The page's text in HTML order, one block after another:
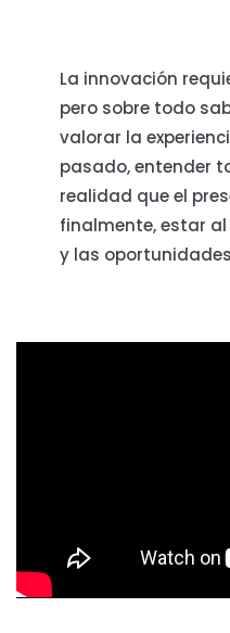
La innovación
pero sobre todo
valorar la
pasado, entender
realidad que el
finalmente, estar
y las